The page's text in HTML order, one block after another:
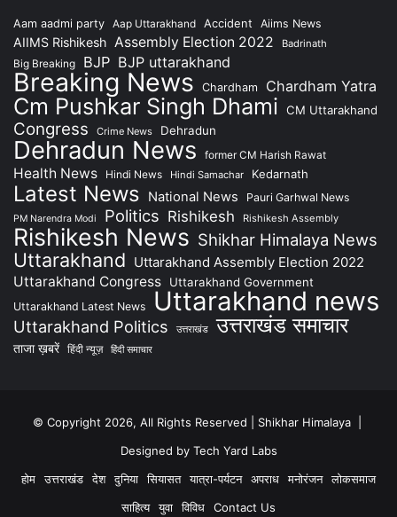
Aam aadmi party Aap Uttarakhand Accident Aiims News
AIIMS Rishikesh Assembly Election 2022 Badrinath
Big Breaking BJP BJP uttarakhand
Breaking News Chardham Chardham Yatra
Cm Pushkar Singh Dhami CM Uttarakhand
Congress Crime News Dehradun
Dehradun News former CM Harish Rawat
Health News Hindi News Hindi Samachar Kedarnath
Latest News National News Pauri Garhwal News
PM Narendra Modi Politics Rishikesh Rishikesh Assembly
Rishikesh News Shikhar Himalaya News
Uttarakhand Uttarakhand Assembly Election 2022
Uttarakhand Congress
Uttarakhand Government
Uttarakhand Latest News Uttarakhand news
Uttarakhand Politics उत्तराखंड उत्तराखंड समाचार
ताजा ख़बरें हिंदी न्यूज़ हिंदी समाचार
© Copyright 2026, All Rights Reserved | Shikhar Himalaya |
Designed by Tech Yard Labs
होम
उत्तराखंड देश दुनिया सियासत यात्रा-पर्यटन अपराध मनोरंजन
लोकसमाज
साहित्य
युवा विविध Contact Us